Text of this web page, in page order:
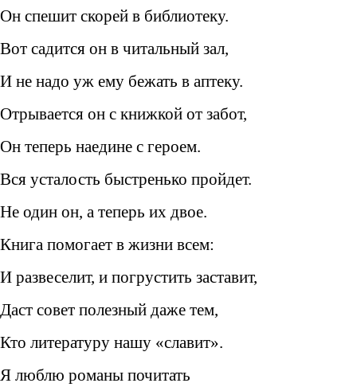
Он спешит скорей в библиотеку.
Вот садится он в читальный зал,
И не надо уж ему бежать в аптеку.
Отрывается он с книжкой от забот,
Он теперь наедине с героем.
Вся усталость быстренько пройдет.
Не один он, а теперь их двое.
Книга помогает в жизни всем:
И развеселит, и погрустить заставит,
Даст совет полезный даже тем,
Кто литературу нашу «славит».
Я люблю романы почитать